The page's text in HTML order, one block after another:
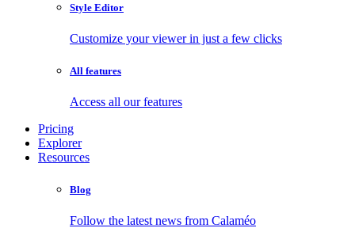
Style Editor
Customize your viewer in just a few clicks
All features
Access all our features
Pricing
Explorer
Resources
Blog
Follow the latest news from Calaméo